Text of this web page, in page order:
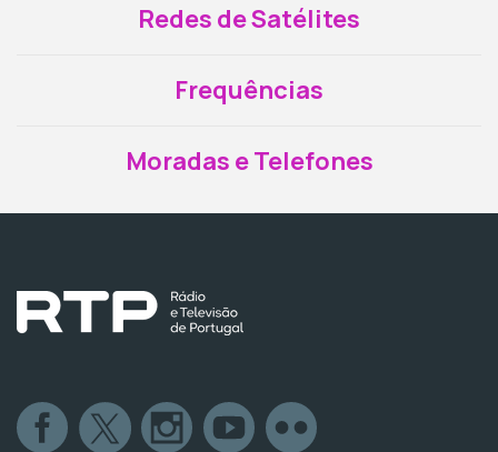
Redes de Satélites
Frequências
Moradas e Telefones